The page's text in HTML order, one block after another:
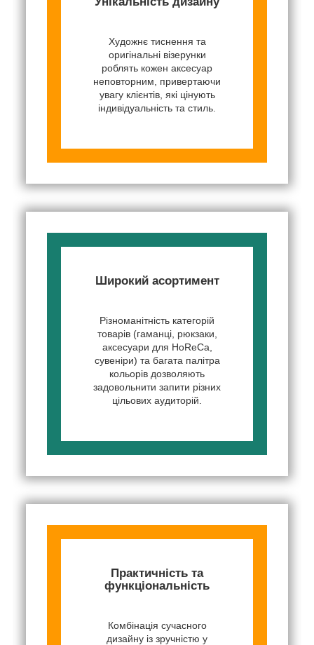
Художнє тиснення та
оригінальні візерунки
роблять кожен аксесуар
неповторним, привертаючи
увагу клієнтів, які цінують
індивідуальність та стиль.
Широкий асортимент
Різноманітність категорій
товарів (гаманці, рюкзаки,
аксесуари для HoReCa,
сувеніри) та багата палітра
кольорів дозволяють
задовольнити запити різних
цільових аудиторій.
Практичність та
функціональність
Комбінація сучасного
дизайну із зручністю у